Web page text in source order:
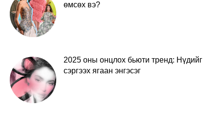
өмсөх вэ?
2025 оны онцлох бьюти тренд: Нүдийг
сэргээх ягаан энгэсэг